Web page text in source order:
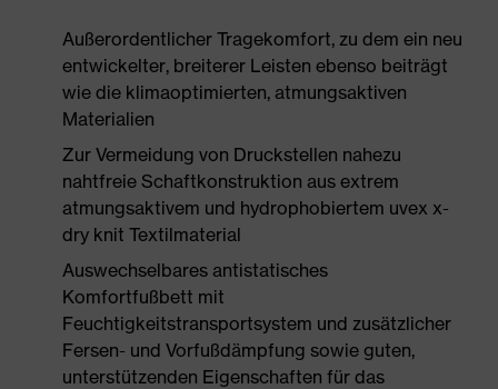
Außerordentlicher Tragekomfort, zu dem ein neu
entwickelter, breiterer Leisten ebenso beiträgt
wie die klimaoptimierten, atmungsaktiven
Materialien
Zur Vermeidung von Druckstellen nahezu
nahtfreie Schaftkonstruktion aus extrem
atmungsaktivem und hydrophobiertem uvex x-
dry knit Textilmaterial
Auswechselbares antistatisches
Komfortfußbett mit
Feuchtigkeitstransportsystem und zusätzlicher
Fersen- und Vorfußdämpfung sowie guten,
unterstützenden Eigenschaften für das